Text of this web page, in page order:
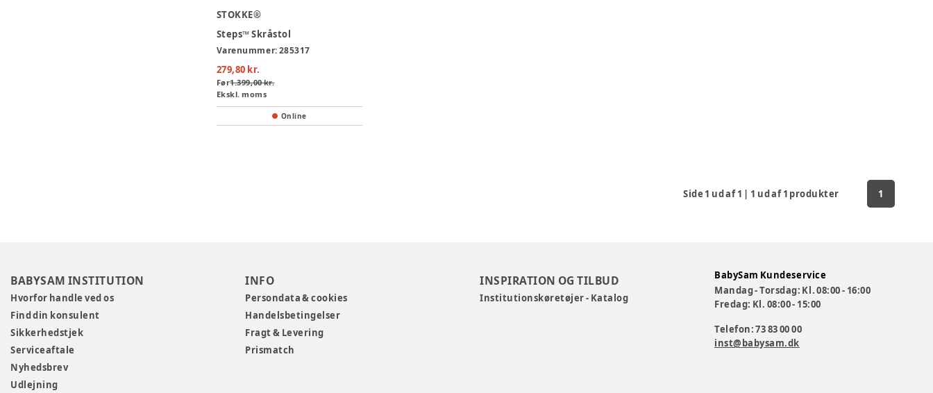
STOKKE®
Steps™ Skråstol
Varenummer:285317
279,80 kr.
Før1.399,00 kr.
Ekskl. moms
Online
Side 1 ud af1 | 1 ud af 1 produkter 1
BABYSAM INSTITUTION
Hvorfor handle ved os
Find din konsulent
Sikkerhedstjek
Serviceaftale
Nyhedsbrev
Udlejning
INFO
Persondata & cookies
Handelsbetingelser
Fragt & Levering
Prismatch
INSPIRATION OG TILBUD
Institutionskøretøjer - Katalog
BabySam Kundeservice
Mandag - Torsdag: Kl. 08:00 - 16:00
Fredag: Kl. 08:00 - 15:00
Telefon: 73 83 00 00
inst@babysam.dk